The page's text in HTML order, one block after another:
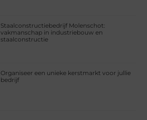
Staalconstructiebedrijf Molenschot:
vakmanschap in industriebouw en
staalconstructie
Organiseer een unieke kerstmarkt voor jullie
bedrijf